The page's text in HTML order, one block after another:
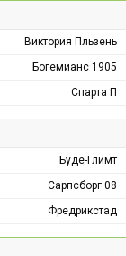
Виктория Пльзень
Богемианс 1905
Спарта П
Будё-Глимт
Сарпсборг 08
Фредрикстад